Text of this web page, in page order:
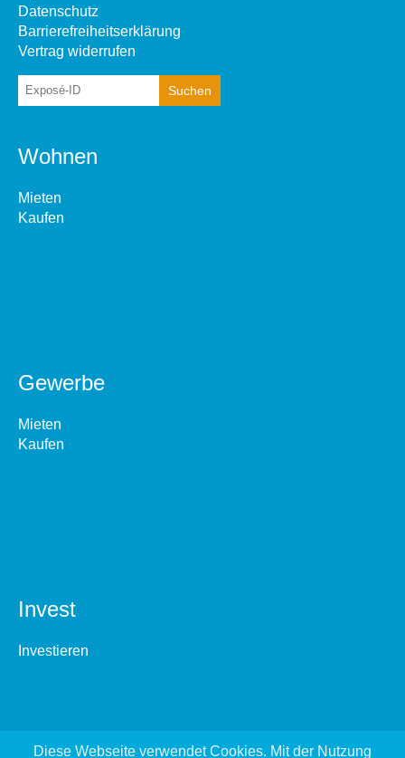
Datenschutz
Barrierefreiheitserklärung
Vertrag widerrufen
Wohnen
Mieten
Kaufen
Gewerbe
Mieten
Kaufen
Invest
Investieren
Diese Webseite verwendet Cookies. Mit der Nutzung